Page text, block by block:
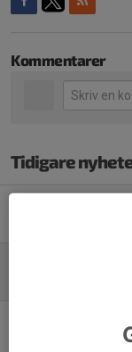
Kommentarer
Tidigare
27 apr,